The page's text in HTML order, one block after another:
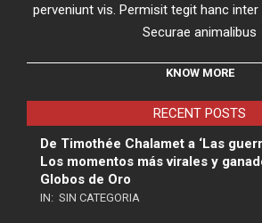
perveniunt vis. Permisit tegit hanc inter
Securae animalibus
KNOW MORE
RECENT POSTS
De Timothée Chalamet a ‘Las
Los momentos más virales y
Globos de Oro
IN: SIN CATEGORIA